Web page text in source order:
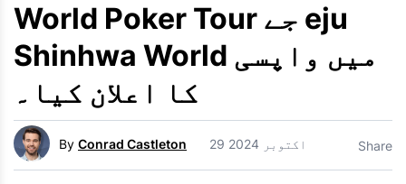
World Poker Tour جے eju
Shinhwa World میں واپسی
کا اعلان کیا۔
By Conrad Castleton 29 اکتوبر 2024 Share